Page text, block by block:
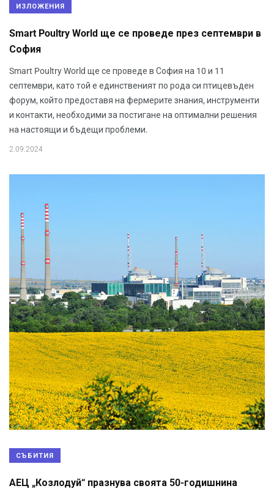
ИЗЛОЖЕНИЯ
Smart Poultry World ще се проведе през септември в
София
Smart Poultry World ще се проведе в София на 10 и 11
септември, като той е единственият по рода си птицевъден
форум, който предоставя на фермерите знания, инструменти
и контакти, необходими за постигане на оптимални решения
на настоящи и бъдещи проблеми.
2.09.2024
СЪБИТИЯ
АЕЦ „Козлодуй“ празнува своята 50-годишнина